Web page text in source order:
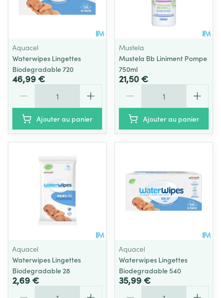
Aquacel
Waterwipes Lingettes
Biodegradable 720
46,99 €
Ajouter au panier
Mustela
Mustela Bb Liniment Pompe
750ml
21,50 €
Ajouter au panier
Aquacel
Waterwipes Lingettes
Biodegradable 28
2,69 €
Aquacel
Waterwipes Lingettes
Biodegradable 540
35,99 €